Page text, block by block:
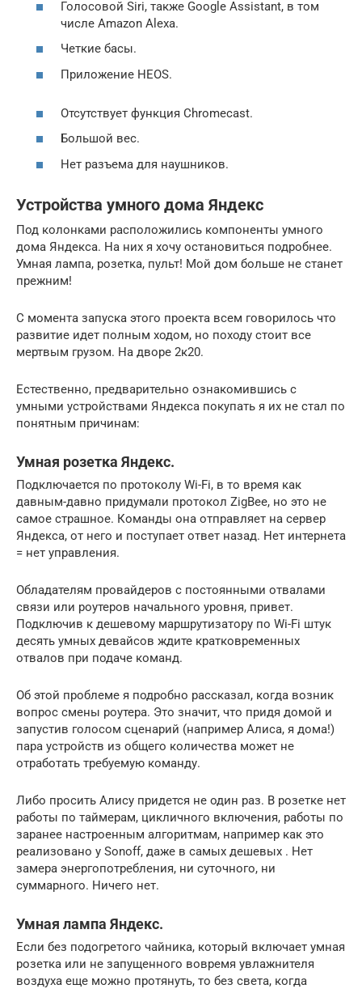
Голосовой Siri, также Google Assistant, в том
числе Amazon Alexa.
Четкие басы.
Приложение HEOS.
Отсутствует функция Chromecast.
Большой вес.
Нет разъема для наушников.
Устройства умного дома Яндекс
Под колонками расположились компоненты умного
дома Яндекса. На них я хочу остановиться подробнее.
Умная лампа, розетка, пульт! Мой дом больше не станет
прежним!
С момента запуска этого проекта всем говорилось что
развитие идет полным ходом, но походу стоит все
мертвым грузом. На дворе 2к20.
Естественно, предварительно ознакомившись с
умными устройствами Яндекса покупать я их не стал по
понятным причинам:
Умная розетка Яндекс.
Подключается по протоколу Wi-Fi, в то время как
давным-давно придумали протокол ZigBee, но это не
самое страшное. Команды она отправляет на сервер
Яндекса, от него и поступает ответ назад. Нет интернета
= нет управления.
Обладателям провайдеров с постоянными отвалами
связи или роутеров начального уровня, привет.
Подключив к дешевому маршрутизатору по Wi-Fi штук
десять умных девайсов ждите кратковременных
отвалов при подаче команд.
Об этой проблеме я подробно рассказал, когда возник
вопрос смены роутера. Это значит, что придя домой и
запустив голосом сценарий (например Алиса, я дома!)
пара устройств из общего количества может не
отработать требуемую команду.
Либо просить Алису придется не один раз. В розетке нет
работы по таймерам, цикличного включения, работы по
заранее настроенным алгоритмам, например как это
реализовано у Sonoff, даже в самых дешевых . Нет
замера энергопотребления, ни суточного, ни
суммарного. Ничего нет.
Умная лампа Яндекс.
Если без подогретого чайника, который включает умная
розетка или не запущенного вовремя увлажнителя
воздуха еще можно протянуть, то без света, когда